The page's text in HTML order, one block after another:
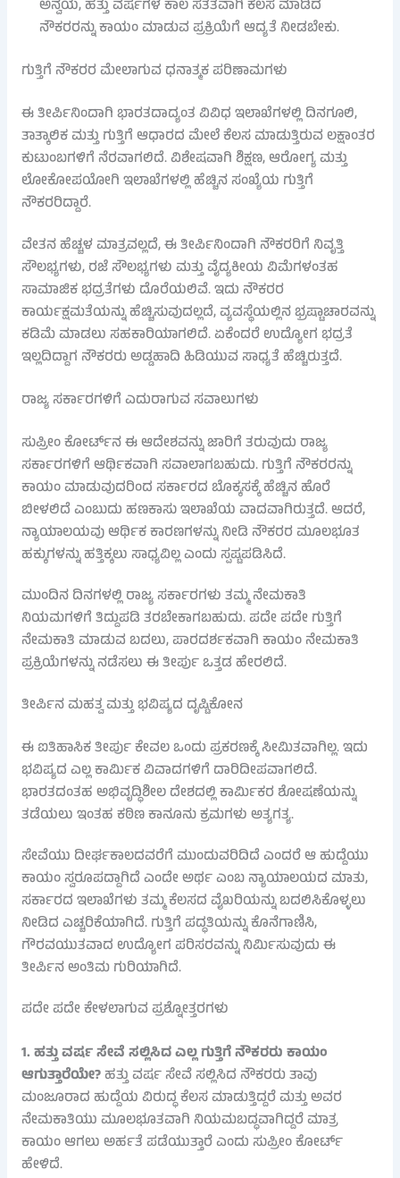
ಅನ್ವಯ, ಹತ್ತು ವರ್ಷಗಳ ಕಾಲ ಸತತವಾಗಿ ಕೆಲಸ ಮಾಡಿದ
ನೌಕರರನ್ನು ಕಾಯಂ ಮಾಡುವ ಪ್ರಕ್ರಿಯೆಗೆ ಆದ್ಯತೆ ನೀಡಬೇಕು.
ಗುತ್ತಿಗೆ ನೌಕರರ ಮೇಲಾಗುವ ಧನಾತ್ಮಕ ಪರಿಣಾಮಗಳು
ಈ ತೀರ್ಪಿನಿಂದಾಗಿ ಭಾರತದಾದ್ಯಂತ ವಿವಿಧ ಇಲಾಖೆಗಳಲ್ಲಿ ದಿನಗೂಲಿ,
ತಾತ್ಕಾಲಿಕ ಮತ್ತು ಗುತ್ತಿಗೆ ಆಧಾರದ ಮೇಲೆ ಕೆಲಸ ಮಾಡುತ್ತಿರುವ ಲಕ್ಷಾಂತರ
ಕುಟುಂಬಗಳಿಗೆ ನೆರವಾಗಲಿದೆ. ವಿಶೇಷವಾಗಿ ಶಿಕ್ಷಣ, ಆರೋಗ್ಯ ಮತ್ತು
ಲೋಕೋಪಯೋಗಿ ಇಲಾಖೆಗಳಲ್ಲಿ ಹೆಚ್ಚಿನ ಸಂಖ್ಯೆಯ ಗುತ್ತಿಗೆ
ನೌಕರರಿದ್ದಾರೆ.
ವೇತನ ಹೆಚ್ಚಳ ಮಾತ್ರವಲ್ಲದೆ, ಈ ತೀರ್ಪಿನಿಂದಾಗಿ ನೌಕರರಿಗೆ ನಿವೃತ್ತಿ
ಸೌಲಭ್ಯಗಳು, ರಜೆ ಸೌಲಭ್ಯಗಳು ಮತ್ತು ವೈದ್ಯಕೀಯ ವಿಮೆಗಳಂತಹ
ಸಾಮಾಜಿಕ ಭದ್ರತೆಗಳು ದೊರೆಯಲಿವೆ. ಇದು ನೌಕರರ
ಕಾರ್ಯಕ್ಷಮತೆಯನ್ನು ಹೆಚ್ಚಿಸುವುದಲ್ಲದೆ, ವ್ಯವಸ್ಥೆಯಲ್ಲಿನ ಭ್ರಷ್ಟಾಚಾರವನ್ನು
ಕಡಿಮೆ ಮಾಡಲು ಸಹಕಾರಿಯಾಗಲಿದೆ. ಏಕೆಂದರೆ ಉದ್ಯೋಗ ಭದ್ರತೆ
ಇಲ್ಲದಿದ್ದಾಗ ನೌಕರರು ಅಡ್ಡಹಾದಿ ಹಿಡಿಯುವ ಸಾಧ್ಯತೆ ಹೆಚ್ಚಿರುತ್ತದೆ.
ರಾಜ್ಯ ಸರ್ಕಾರಗಳಿಗೆ ಎದುರಾಗುವ ಸವಾಲುಗಳು
ಸುಪ್ರೀಂ ಕೋರ್ಟ್‌ನ ಈ ಆದೇಶವನ್ನು ಜಾರಿಗೆ ತರುವುದು ರಾಜ್ಯ
ಸರ್ಕಾರಗಳಿಗೆ ಆರ್ಥಿಕವಾಗಿ ಸವಾಲಾಗಬಹುದು. ಗುತ್ತಿಗೆ ನೌಕರರನ್ನು
ಕಾಯಂ ಮಾಡುವುದರಿಂದ ಸರ್ಕಾರದ ಬೊಕ್ಕಸಕ್ಕೆ ಹೆಚ್ಚಿನ ಹೊರೆ
ಬೀಳಲಿದೆ ಎಂಬುದು ಹಣಕಾಸು ಇಲಾಖೆಯ ವಾದವಾಗಿರುತ್ತದೆ. ಆದರೆ,
ನ್ಯಾಯಾಲಯವು ಆರ್ಥಿಕ ಕಾರಣಗಳನ್ನು ನೀಡಿ ನೌಕರರ ಮೂಲಭೂತ
ಹಕ್ಕುಗಳನ್ನು ಹತ್ತಿಕ್ಕಲು ಸಾಧ್ಯವಿಲ್ಲ ಎಂದು ಸ್ಪಷ್ಟಪಡಿಸಿದೆ.
ಮುಂದಿನ ದಿನಗಳಲ್ಲಿ ರಾಜ್ಯ ಸರ್ಕಾರಗಳು ತಮ್ಮ ನೇಮಕಾತಿ
ನಿಯಮಗಳಿಗೆ ತಿದ್ದುಪಡಿ ತರಬೇಕಾಗಬಹುದು. ಪದೇ ಪದೇ ಗುತ್ತಿಗೆ
ನೇಮಕಾತಿ ಮಾಡುವ ಬದಲು, ಪಾರದರ್ಶಕವಾಗಿ ಕಾಯಂ ನೇಮಕಾತಿ
ಪ್ರಕ್ರಿಯೆಗಳನ್ನು ನಡೆಸಲು ಈ ತೀರ್ಪು ಒತ್ತಡ ಹೇರಲಿದೆ.
ತೀರ್ಪಿನ ಮಹತ್ವ ಮತ್ತು ಭವಿಷ್ಯದ ದೃಷ್ಟಿಕೋನ
ಈ ಐತಿಹಾಸಿಕ ತೀರ್ಪು ಕೇವಲ ಒಂದು ಪ್ರಕರಣಕ್ಕೆ ಸೀಮಿತವಾಗಿಲ್ಲ. ಇದು
ಭವಿಷ್ಯದ ಎಲ್ಲ ಕಾರ್ಮಿಕ ವಿವಾದಗಳಿಗೆ ದಾರಿದೀಪವಾಗಲಿದೆ.
ಭಾರತದಂತಹ ಅಭಿವೃದ್ಧಿಶೀಲ ದೇಶದಲ್ಲಿ ಕಾರ್ಮಿಕರ ಶೋಷಣೆಯನ್ನು
ತಡೆಯಲು ಇಂತಹ ಕಠಿಣ ಕಾನೂನು ಕ್ರಮಗಳು ಅತ್ಯಗತ್ಯ.
ಸೇವೆಯು ದೀರ್ಘಕಾಲದವರೆಗೆ ಮುಂದುವರಿದಿದೆ ಎಂದರೆ ಆ ಹುದ್ದೆಯು
ಕಾಯಂ ಸ್ವರೂಪದ್ದಾಗಿದೆ ಎಂದೇ ಅರ್ಥ ಎಂಬ ನ್ಯಾಯಾಲಯದ ಮಾತು,
ಸರ್ಕಾರದ ಇಲಾಖೆಗಳು ತಮ್ಮ ಕೆಲಸದ ವೈಖರಿಯನ್ನು ಬದಲಿಸಿಕೊಳ್ಳಲು
ನೀಡಿದ ಎಚ್ಚರಿಕೆಯಾಗಿದೆ. ಗುತ್ತಿಗೆ ಪದ್ಧತಿಯನ್ನು ಕೊನೆಗಾಣಿಸಿ,
ಗೌರವಯುತವಾದ ಉದ್ಯೋಗ ಪರಿಸರವನ್ನು ನಿರ್ಮಿಸುವುದು ಈ
ತೀರ್ಪಿನ ಅಂತಿಮ ಗುರಿಯಾಗಿದೆ.
ಪದೇ ಪದೇ ಕೇಳಲಾಗುವ ಪ್ರಶ್ನೋತ್ತರಗಳು
1. ಹತ್ತು ವರ್ಷ ಸೇವೆ ಸಲ್ಲಿಸಿದ ಎಲ್ಲ ಗುತ್ತಿಗೆ ನೌಕರರು ಕಾಯಂ
ಆಗುತ್ತಾರೆಯೇ?ಹತ್ತು ವರ್ಷ ಸೇವೆ ಸಲ್ಲಿಸಿದ ನೌಕರರು ತಾವು
ಮಂಜೂರಾದ ಹುದ್ದೆಯ ವಿರುದ್ಧ ಕೆಲಸ ಮಾಡುತ್ತಿದ್ದರೆ ಮತ್ತು ಅವರ
ನೇಮಕಾತಿಯು ಮೂಲಭೂತವಾಗಿ ನಿಯಮಬದ್ಧವಾಗಿದ್ದರೆ ಮಾತ್ರ
ಕಾಯಂ ಆಗಲು ಅರ್ಹತೆ ಪಡೆಯುತ್ತಾರೆ ಎಂದು ಸುಪ್ರೀಂ ಕೋರ್ಟ್
ಹೇಳಿದೆ.